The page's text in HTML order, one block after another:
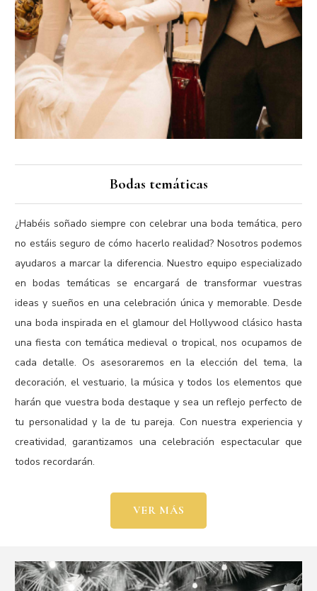
Bodas temáticas
¿Habéis soñado siempre con celebrar una boda temática, pero
no estáis seguro de cómo hacerlo realidad? Nosotros podemos
ayudaros a marcar la diferencia. Nuestro equipo especializado
en bodas temáticas se encargará de transformar vuestras
ideas y sueños en una celebración única y memorable. Desde
una boda inspirada en el glamour del Hollywood clásico hasta
una fiesta con temática medieval o tropical, nos ocupamos de
cada detalle. Os asesoraremos en la elección del tema, la
decoración, el vestuario, la música y todos los elementos que
harán que vuestra boda destaque y sea un reflejo perfecto de
tu personalidad y la de tu pareja. Con nuestra experiencia y
creatividad, garantizamos una celebración espectacular que
todos recordarán.
VER MÁS